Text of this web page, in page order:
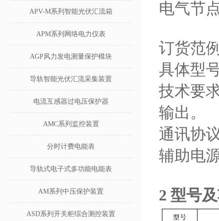
APV-M系列智能光伏汇流箱
APM系列网络电力仪表
AGP风力发电测量保护模块
导轨智能光伏汇流采集装置
电流互感器过电压保护器
AMC系列监控装置
分时计费电能表
导轨式电子式多功能电能表
AM系列中压保护装置
ASD系列开关柜综合测控装置
电气节
订货范
具体型
技术要
输出。
通讯协
辅助电
2 型号